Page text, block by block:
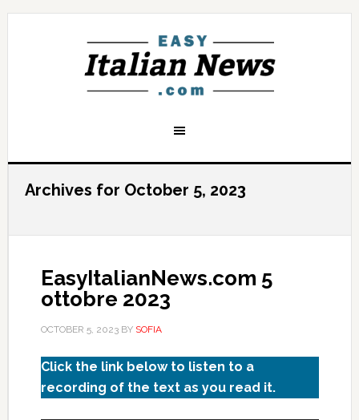
Archives for October 5, 2023
EasyItalianNews.com 5
ottobre 2023
OCTOBER 5, 2023BY SOFIA
Click the link below to listen to a
recording of the text as you read it.